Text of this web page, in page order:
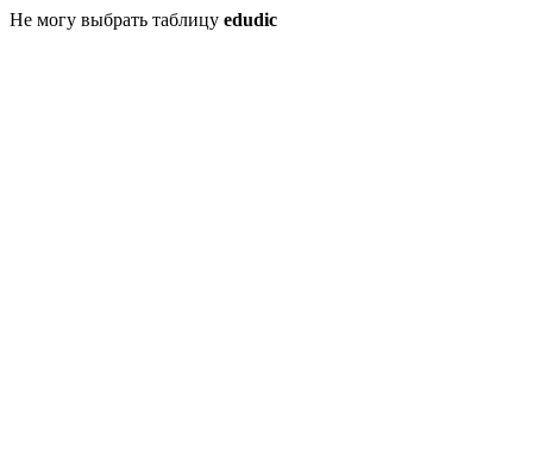
Не могу выбрать таблицу edudic